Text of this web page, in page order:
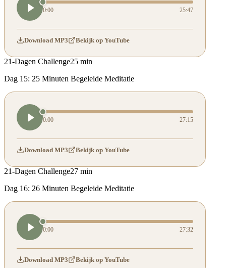
0:00 25:47
Download MP3 Bekijk op YouTube
21-Dagen Challenge25 min
Dag 15: 25 Minuten Begeleide Meditatie
0:00 27:15
Download MP3 Bekijk op YouTube
21-Dagen Challenge27 min
Dag 16: 26 Minuten Begeleide Meditatie
0:00 27:32
Download MP3 Bekijk op YouTube